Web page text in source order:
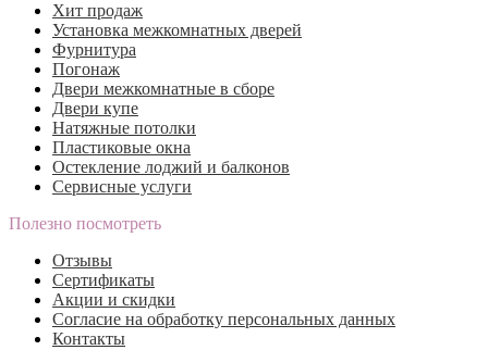
Хит продаж
Установка межкомнатных дверей
Фурнитура
Погонаж
Двери межкомнатные в сборе
Двери купе
Натяжные потолки
Пластиковые окна
Остекление лоджий и балконов
Сервисные услуги
Полезно посмотреть
Отзывы
Сертификаты
Акции и скидки
Согласие на обработку персональных данных
Контакты